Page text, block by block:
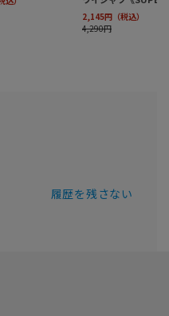
履歴を残さない